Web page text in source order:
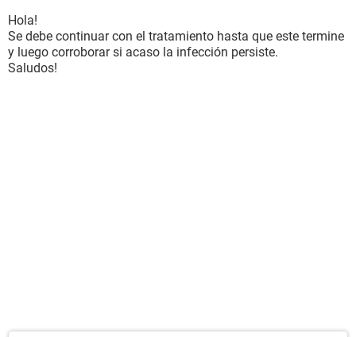
Hola!
Se debe continuar con el tratamiento hasta que este termine
y luego corroborar si acaso la infección persiste.
Saludos!